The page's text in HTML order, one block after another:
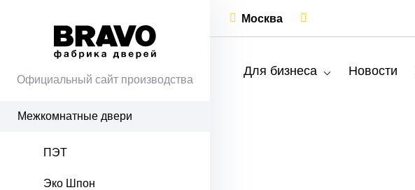
Официальный сайт производства
Межкомнатные двери
ПЭТ
Эко Шпон
Москва
Для бизнеса Новости